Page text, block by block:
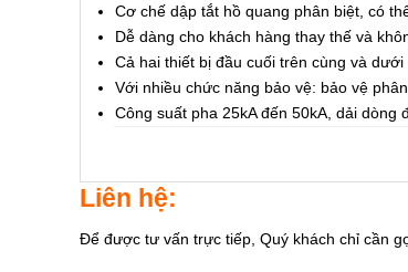
Cơ chế dập tắt hồ quang phân biệt, có
Dễ dàng cho khách hàng thay thế và
Cả hai thiết bị đầu cuối trên cùng và
Với nhiều chức năng bảo vệ: bảo vệ
Công suất pha 25kA đến 50kA, dải
Liên hệ:
Để được tư vấn trực tiếp, Quý khách chỉ cần